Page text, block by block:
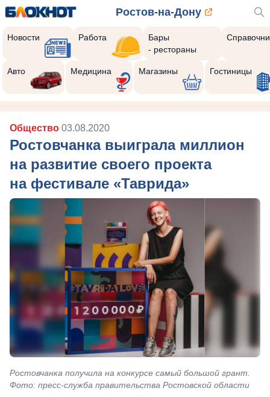
Ростов-на-Дону
Новости Работа
Бары
- рестораны
Авто Медицина Магазины Гостиницы
Общество 03.08.2020
Ростовчанка выиграла миллион
на развитие своего проекта
на фестивале «Таврида»
Ростовчанка получила на конкурсе самый большой грант.
Фото: пресс-служба правительства Ростовской области